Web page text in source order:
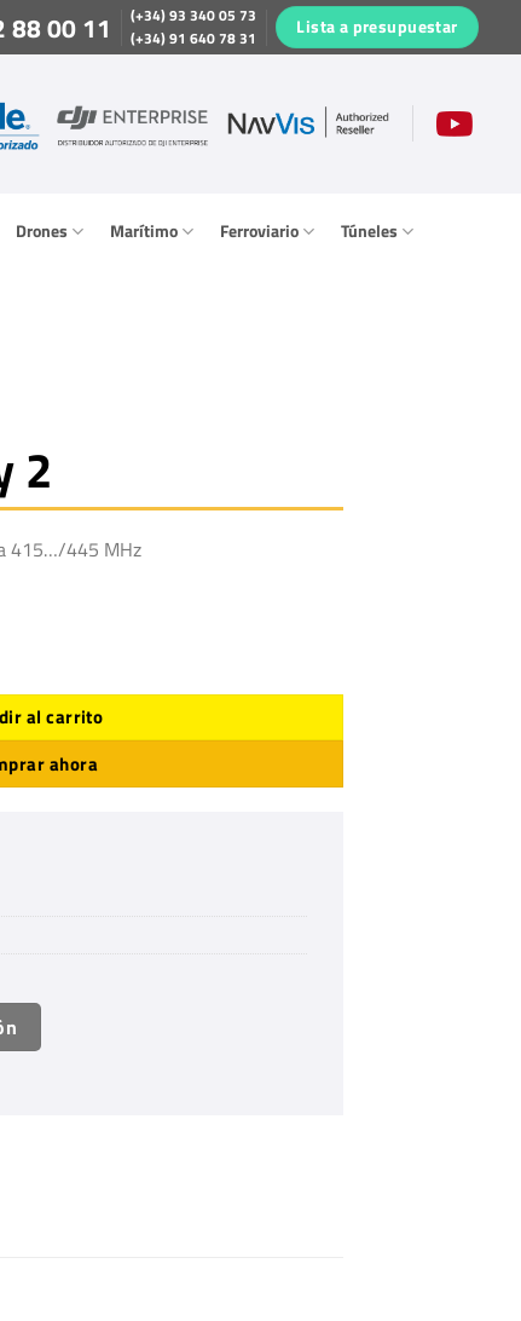
88 00 11
(+34) 93 340 05 73
(+34) 91 640 78 31
Lista a presupuestar
Drones Marítimo Ferroviario Túneles
2
415…/445 MHz
al carrito
ahora